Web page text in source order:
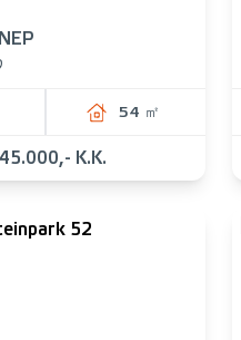
54 ㎡
K.K.